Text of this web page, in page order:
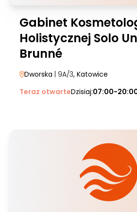
Gabinet
Holistycznej Solo
Brunné
Dworska | 9A/3, Katowice
Teraz otwarteDzisiaj:07:00-